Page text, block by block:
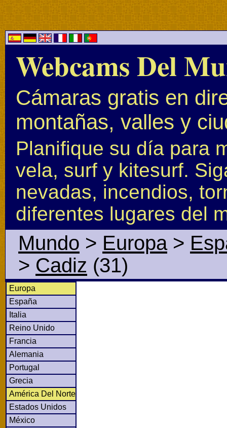
Webcams Del
Cámaras gratis en
montañas, valles y
Planifique su día para
vela, surf y kitesurf.
nevadas, incendios,
diferentes lugares del
Mundo > Europa>
> Cadiz (31)
Europa
España
Italia
Reino Unido
Francia
Alemania
Portugal
Grecia
América Del Norte
Estados Unidos
México